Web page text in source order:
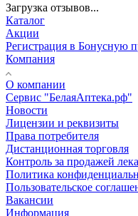
Загрузка отзывов...
Каталог
Акции
Регистрация в Бонусную
Компания
О компании
Сервис "БелаяАптека.рф"
Новости
Лицензии и реквизиты
Права потребителя
Дистанционная торговля
Контроль за продажей
Политика
Пользовательское
Вакансии
Информация